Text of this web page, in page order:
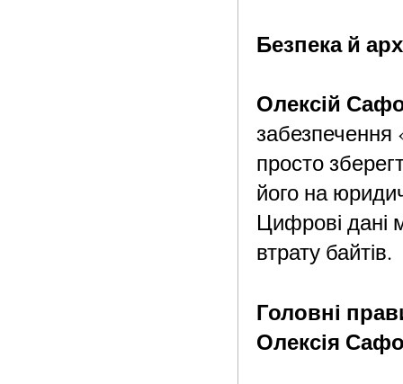
Безпека й
Олексій
забезпечення
просто
його на
Цифрові дані
втрату байтів.
Головні
Олексія